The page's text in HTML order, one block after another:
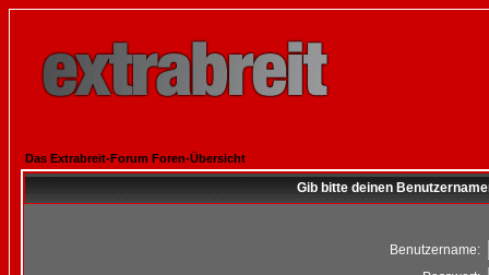
Das Extrabreit-Forum Foren-Übersicht
Gib bitte deinen
Benutzername: